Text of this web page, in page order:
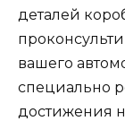
деталей
вашего
специально
достижения